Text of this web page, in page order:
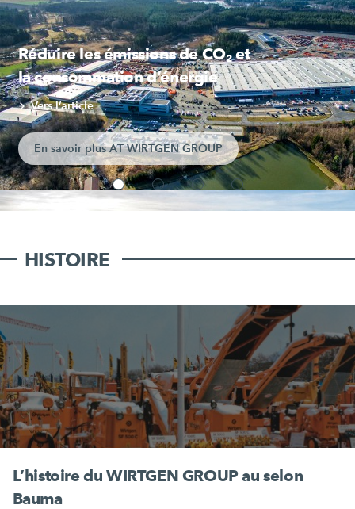
Réduire les émissions de CO₂ et
la consommation d’énergie
Vers l’article
En savoir plus AT WIRTGEN GROUP
HISTOIRE
L’histoire du WIRTGEN GROUP au selon
Bauma